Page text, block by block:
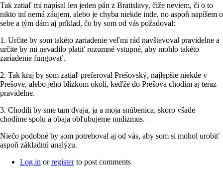
Tak zatiaľ mi napísal len jeden pán z Bratislavy, čiže neviem, či o to
nikto iní nemá záujem, alebo je chyba niekde inde, no aspoň napíšem o
sebe a tým dám aj príklad, čo by som od vás požadoval:
1. Určite by som takéto zariadenie veľmi rád navštevoval pravidelne a
určite by mi nevadilo platiť rozumné vstupné, aby mohlo takéto
zariadenie fungovať.
2. Tak kraj by som zatiaľ preferoval Prešovský, najlepšie niekde v
Prešove, alebo jeho blízkom okolí, keďže do Prešova chodím aj teraz
pravidelne.
3. Chodili by sme tam dvaja, ja a moja snúbenica, skoro všade
chodíme spolu a obaja obľubujeme nudizmus.
Niečo podobné by som potreboval aj od vás, aby som si mohol urobiť
aspoň základnú analýzu.
Log in orregisterto post comments